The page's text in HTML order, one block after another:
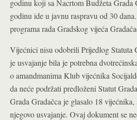
godinu koji sa Nacrtom Budžeta Grada
godinu ide u javnu raspravu od 30
programa rada Gradskog vijeća
Vijećnici nisu odobrili Prijedlog Statuta
je usvajanje bila je potrebna
o amandmanima Klub vijećnika
da neće podržati predloženi Statut
Grada Gradačca je glasalo 18
njegovo usvajanje. Ovaj dokument se